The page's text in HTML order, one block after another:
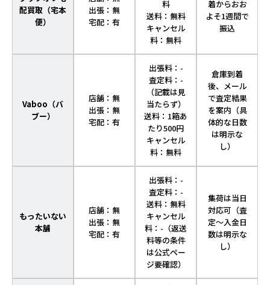
配買取（宅本
便）
出張：無
宅配：有
料
送料：無料
キャンセル
料：無料
着からおお
よそ1週間で
振込
Vaboo（バ
ブー）
店舗：無
出張：無
宅配：有
出張料：-
査定料：-
（記載は見
当たらず）
送料：1箱あ
たり500円
キャンセル
料：無料
倉庫到着
後、メール
で査定結果
を案内（具
体的な日数
は明示な
し）
もったいない
本舗
店舗：無
出張：無
宅配：有
出張料：-
査定料：-
送料：無料
キャンセル
料：-（返送
料等の条件
は公式ペー
ジ要確認）
集荷は当日
対応可（査
定～入金日
数は明示な
し）